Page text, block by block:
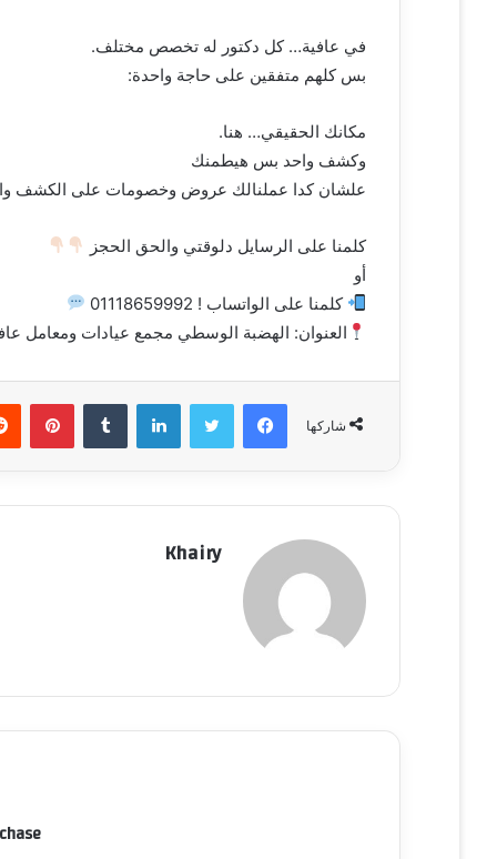
في عافية… كل دكتور له تخصص مختلف.
بس كلهم متفقين على حاجة واحدة:
مكانك الحقيقي… هنا.
وكشف واحد بس هيطمنك
علشان كدا عملنالك عروض وخصومات على الكشف
كلمنا على الرسايل دلوقتي والحق الحجز
أو
كلمنا على الواتساب ! 01118659992
العنوان: الهضبة الوسطي مجمع عيادات ومعامل
شاركها
فيسبوك تويتر لينكدإن ‏Tumblr بينتيريست
Khairy